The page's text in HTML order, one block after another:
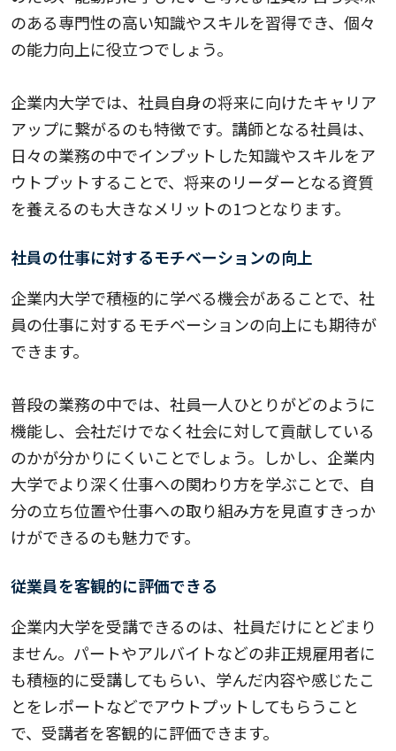
のある専門性の高い知識やスキルを習得でき、個々
の能力向上に役立つでしょう。
企業内大学では、社員自身の将来に向けたキャリア
アップに繋がるのも特徴です。講師となる社員は、
日々の業務の中でインプットした知識やスキルをア
ウトプットすることで、将来のリーダーとなる資質
を養えるのも大きなメリットの1つとなります。
社員の仕事に対するモチベーションの向上
企業内大学で積極的に学べる機会があることで、社
員の仕事に対するモチベーションの向上にも期待が
できます。
普段の業務の中では、社員一人ひとりがどのように
機能し、会社だけでなく社会に対して貢献している
のかが分かりにくいことでしょう。しかし、企業内
大学でより深く仕事への関わり方を学ぶことで、自
分の立ち位置や仕事への取り組み方を見直すきっか
けができるのも魅力です。
従業員を客観的に評価できる
企業内大学を受講できるのは、社員だけにとどまり
ません。パートやアルバイトなどの非正規雇用者に
も積極的に受講してもらい、学んだ内容や感じたこ
とをレポートなどでアウトプットしてもらうこと
で、受講者を客観的に評価できます。